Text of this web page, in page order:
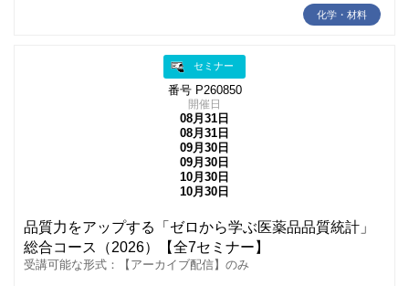
化学・材料
セミナー
番号 P260850
開催日
08月31日
08月31日
09月30日
09月30日
10月30日
10月30日
品質力をアップする「ゼロから学ぶ医薬品品質統計」
総合コース（2026）【全7セミナー】
受講可能な形式：【アーカイブ配信】のみ